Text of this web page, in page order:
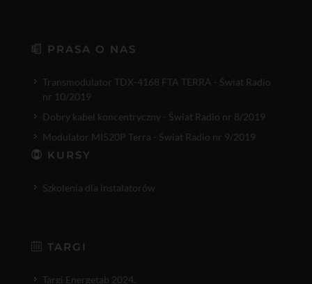
PRASA O NAS
Transmodulator TDX-4168 FTA TERRA - Świat Radio
nr 10/2019
Dobry kabel koncentryczny - Świat Radio nr 8/2019
Modulator MI520P Terra - Świat Radio nr 9/2019
KURSY
Szkolenia dla instalatorów
TARGI
Targi Energetab 2024.